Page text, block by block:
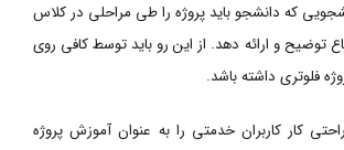
که دانشجو باید پروژه را طی مراحلی در کلاس
توضیح و ارائه دهد. از این رو باید توسط کافی روی
فلوتری داشته باشد.
کار کاربران خدمتی را به عنوان آموزش پروژه